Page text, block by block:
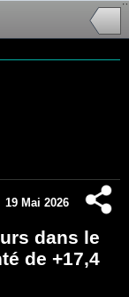
19 Mai 2026
dans le
de +17,4